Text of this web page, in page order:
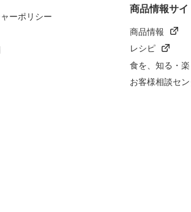
ーポリシー
商品情報サイ
商品情報
レシピ
食を、知る・
お客様相談セ